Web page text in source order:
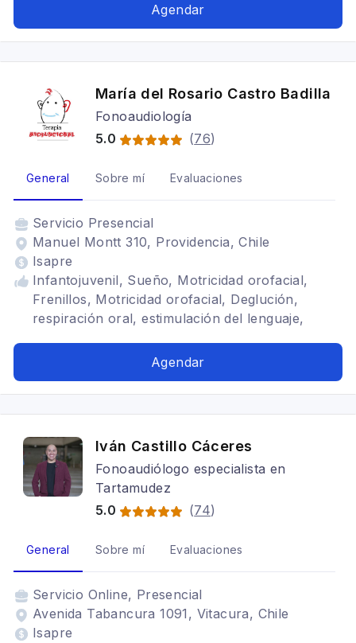
Agendar
María del Rosario Castro Badilla
Fonoaudiología
5.0
(76)
General Sobre mí Evaluaciones
Servicio Presencial
Manuel Montt 310, Providencia, Chile
Isapre
Infantojuvenil, Sueño, Motricidad orofacial,
Frenillos, Motricidad orofacial, Deglución,
respiración oral, estimulación del lenguaje,
Agendar
Iván Castillo Cáceres
Fonoaudiólogo especialista en
Tartamudez
5.0
(74)
General Sobre mí Evaluaciones
Servicio Online, Presencial
Avenida Tabancura 1091, Vitacura, Chile
Isapre